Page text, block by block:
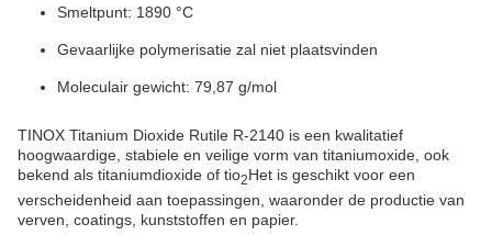
Smeltpunt: 1890 °C
Gevaarlijke polymerisatie zal niet plaatsvinden
Moleculair gewicht: 79,87 g/mol
TINOX Titanium Dioxide Rutile R-2140 is een kwalitatief
hoogwaardige, stabiele en veilige vorm van titaniumoxide, ook
bekend als titaniumdioxide of tio2Het is geschikt voor een
verscheidenheid aan toepassingen, waaronder de productie van
verven, coatings, kunststoffen en papier.